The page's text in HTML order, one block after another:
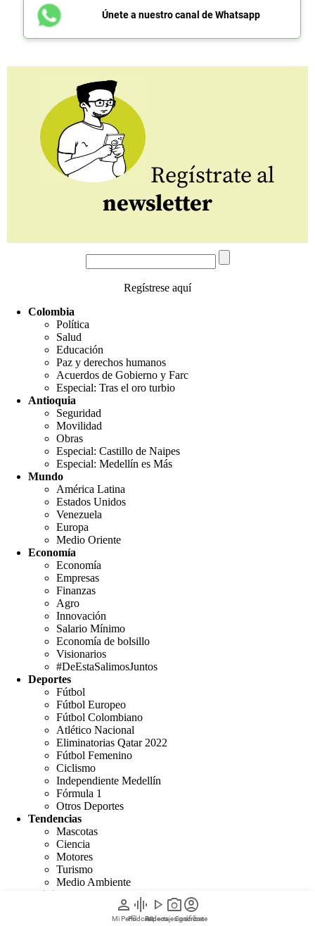
person
Mi Perfil
graphic_eq
Pódcast
play_arrow
Videos
photo_camera
Reportajes gráficos
account_circle
Suscríbete
Únete a nuestro canal de Whatsapp
Regístrate al
newsletter
Regístrese aquí
Colombia
Política
Salud
Educación
Paz y derechos humanos
Acuerdos de Gobierno y Farc
Especial: Tras el oro turbio
Antioquia
Seguridad
Movilidad
Obras
Especial: Castillo de Naipes
Especial: Medellín es Más
Mundo
América Latina
Estados Unidos
Venezuela
Europa
Medio Oriente
Economía
Economía
Empresas
Finanzas
Agro
Innovación
Salario Mínimo
Economía de bolsillo
Visionarios
#DeEstaSalimosJuntos
Deportes
Fútbol
Fútbol Europeo
Fútbol Colombiano
Atlético Nacional
Eliminatorias Qatar 2022
Fútbol Femenino
Ciclismo
Independiente Medellín
Fórmula 1
Otros Deportes
Tendencias
Mascotas
Ciencia
Motores
Turismo
Medio Ambiente
Opinión